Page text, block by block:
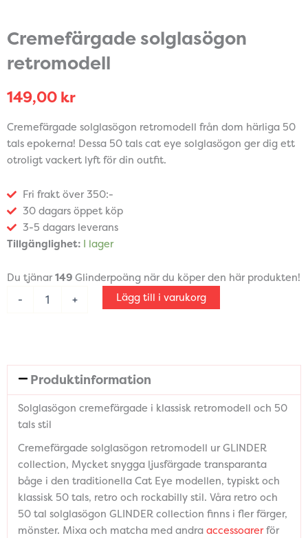
Cremefärgade solglasögon
retromodell
149,00 kr
Cremefärgade solglasögon retromodell från dom härliga 50
tals epokerna! Dessa 50 tals cat eye solglasögon ger dig ett
otroligt vackert lyft för din outfit.
Fri frakt över 350:-
30 dagars öppet köp
3-5 dagars leverans
Tillgänglighet: I lager
Du tjänar 149 Glinderpoäng när du köper den här produkten!
-
Cremefärgade
mängd
+ Lägg till i varukorg
Produktinformation
Solglasögon cremefärgade i klassisk retromodell och 50
tals stil
Cremefärgade solglasögon retromodell ur GLINDER
collection, Mycket snygga ljusfärgade transparanta
båge i den traditionella Cat Eye modellen, typiskt och
klassisk 50 tals, retro och rockabilly stil. Våra retro och
50 tal solglasögon GLINDER collection finns i fler färger,
mönster. Mixa och matcha med andra accessoarerför